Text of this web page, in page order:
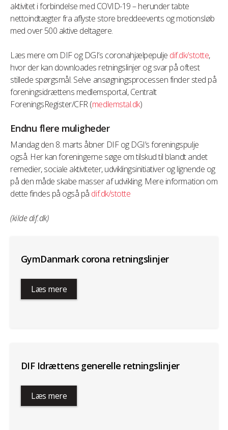
aktivitet i forbindelse med COVID-19 – herunder tabte
nettoindtægter fra aflyste store breddeevents og motionsløb
med over 500 aktive deltagere.
Læs mere om DIF og DGI’s coronahjælpepulje dif.dk/stotte,
hvor der kan downloades retningslinjer og svar på oftest
stillede spørgsmål. Selve ansøgningsprocessen finder sted på
foreningsidrættens medlemsportal, Centralt
ForeningsRegister/CFR (medlemstal.dk)
Endnu flere muligheder
Mandag den 8. marts åbner DIF og DGI’s foreningspulje
også. Her kan foreningerne søge om tilskud til blandt andet
remedier, sociale aktiviteter, udviklingsinitiativer og lignende og
på den måde skabe masser af udvikling. Mere information om
dette findes på også på dif.dk/stotte
(kilde dif.dk)
GymDanmark corona retningslinjer
Læs mere
DIF Idrættens generelle retningslinjer
Læs mere